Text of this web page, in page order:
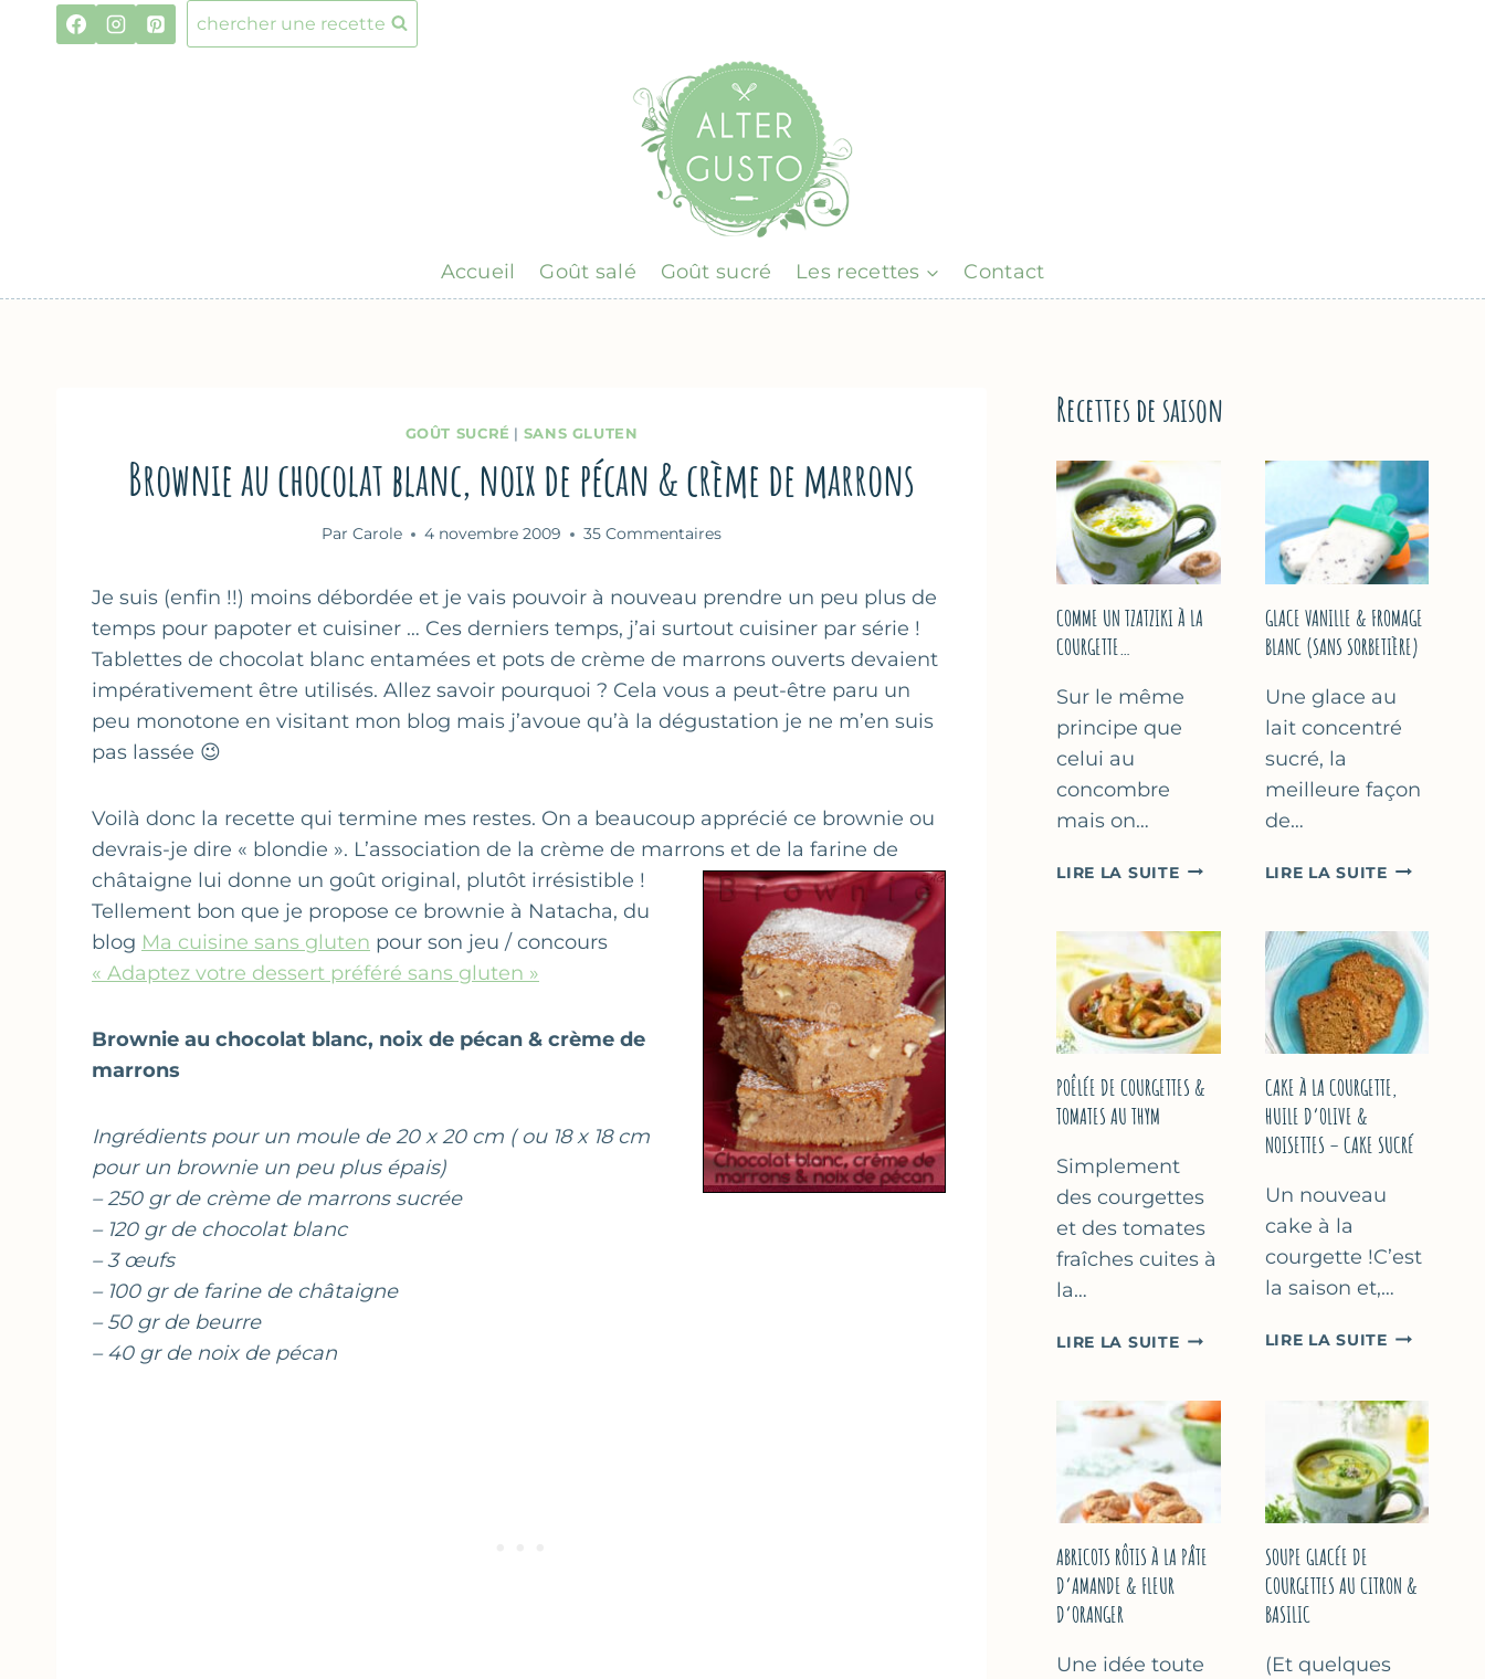
chercher une recette
Accueil Goût salé Goût sucré Les recettes Contact
GOÛT SUCRÉ | SANS GLUTEN
Brownie au chocolat blanc, noix de pécan & crème de marrons
Par Carole 4 novembre 2009 35 Commentaires
Je suis (enfin !!) moins débordée et je vais pouvoir à nouveau prendre un peu plus de
temps pour papoter et cuisiner … Ces derniers temps, j’ai surtout cuisiner par série !
Tablettes de chocolat blanc entamées et pots de crème de marrons ouverts devaient
impérativement être utilisés. Allez savoir pourquoi ? Cela vous a peut-être paru un
peu monotone en visitant mon blog mais j’avoue qu’à la dégustation je ne m’en suis
pas lassée 😉
Voilà donc la recette qui termine mes restes. On a beaucoup apprécié ce brownie ou
devrais-je dire « blondie ». L’association de la crème de marrons et de la farine de
châtaigne lui donne un goût original, plutôt irrésistible !
Tellement bon que je propose ce brownie à Natacha, du
blog Ma cuisine sans gluten pour son jeu / concours
« Adaptez votre dessert préféré sans gluten »
Brownie au chocolat blanc, noix de pécan & crème de
marrons
Ingrédients pour un moule de 20 x 20 cm ( ou 18 x 18 cm
pour un brownie un peu plus épais)
– 250 gr de crème de marrons sucrée
– 120 gr de chocolat blanc
– 3 œufs
– 100 gr de farine de châtaigne
– 50 gr de beurre
– 40 gr de noix de pécan
Recettes de saison
COMME UN TZATZIKI À LA
COURGETTE…
Sur le même
principe que
celui au
concombre
mais on…
LIRE LA SUITECOMME
À
LA
COURGETTE…
GLACE VANILLE & FROMAGE
BLANC (SANS SORBETIÈRE)
Une glace au
lait concentré
sucré, la
meilleure façon
de…
LIRE LA SUITEGLACE
FROMAGE
BLANC
(SANS
POÊLÉE DE COURGETTES &
TOMATES AU THYM
Simplement
des courgettes
et des tomates
fraîches cuites à
la…
LIRE LA SUITEPOÊLÉE
&
TOMATES
AU
THYM
CAKE À LA COURGETTE,
HUILE D’OLIVE &
NOISETTES – CAKE SUCRÉ
Un nouveau
cake à la
courgette !C’est
la saison et,…
LIRE LA SUITECAKE
HUILE
D’OLIVE
&
NOISETTES
SUCRÉ
ABRICOTS RÔTIS À LA PÂTE
D’AMANDE & FLEUR
D’ORANGER
Une idée toute
SOUPE GLACÉE DE
COURGETTES AU CITRON &
BASILIC
(Et quelques